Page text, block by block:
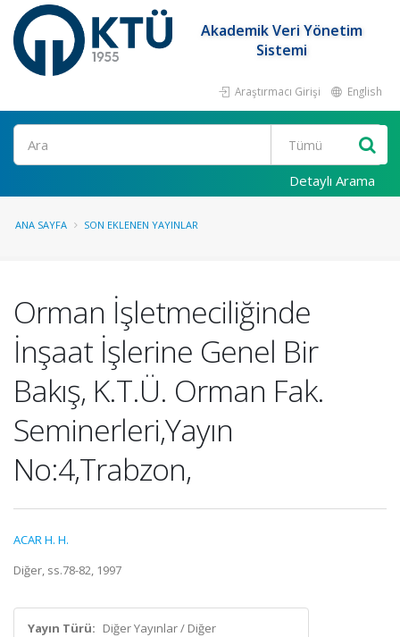
Akademik Veri Yönetim
Sistemi
Araştırmacı Girişi English
Ara
Detaylı Arama
ANA SAYFA SON EKLENEN YAYINLAR
Orman İşletmeciliğinde
İnşaat İşlerine Genel Bir
Bakış, K.T.Ü. Orman Fak.
Seminerleri,Yayın
No:4,Trabzon,
ACAR H. H.
Diğer, ss.78-82, 1997
Yayın Türü: Diğer Yayınlar / Diğer